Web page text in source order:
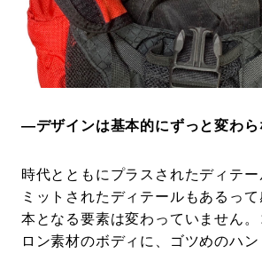
―デザインは基本的にずっと変わら
時代とともにプラスされたディテ
ミットされたディテールもあるっ
本となる要素は変わっていません。
ロン素材のボディに、ゴツめのハ